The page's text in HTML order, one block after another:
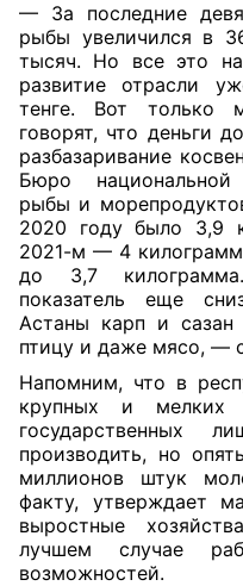
— За последние
рыбы увеличился в
тысяч. Но все это
развитие отрасли
тенге. Вот только
говорят, что деньги
разбазаривание
Бюро национальной
рыбы и
2020 году было 3,9
2021-м — 4
до 3,7
показатель еще
Астаны карп и сазан
птицу и даже мясо, —
Напомним, что в
крупных и мелких
государственных
производить, но
миллионов штук
факту, утверждает
выростные
лучшем случае
возможностей.